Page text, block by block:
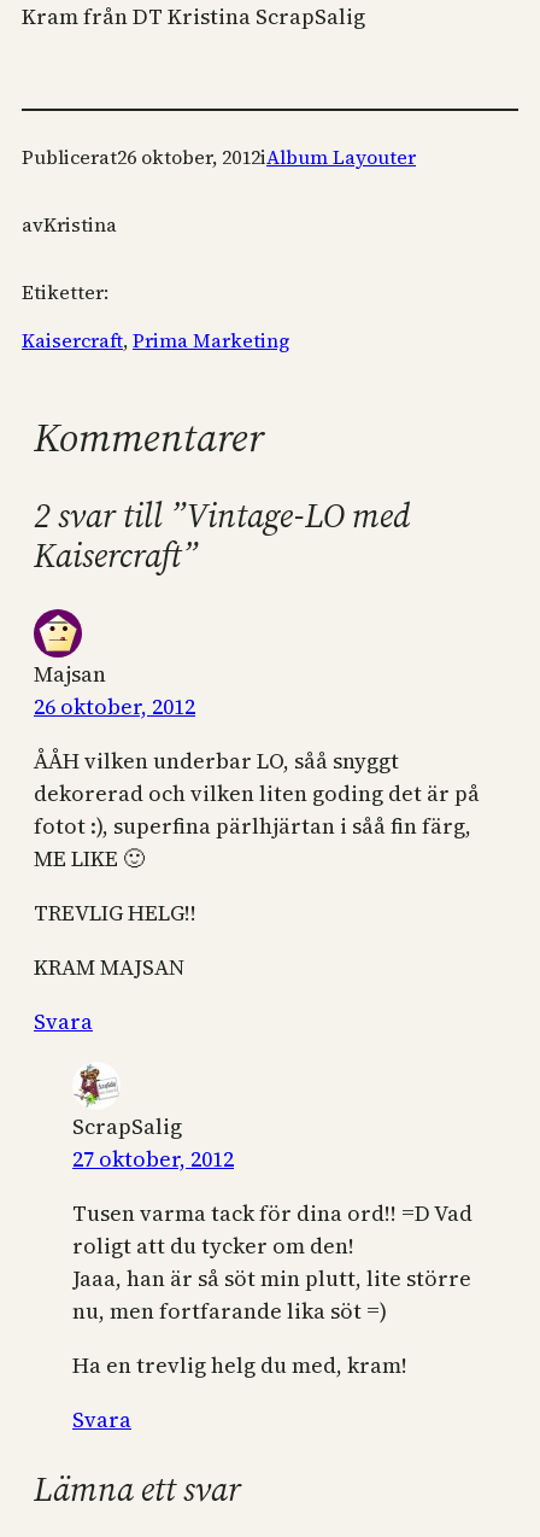
Kram från DT Kristina ScrapSalig
Publicerat26 oktober, 2012iAlbum Layouter
avKristina
Etiketter:
Kaisercraft, Prima Marketing
Kommentarer
2 svar till ”Vintage-LO med
Kaisercraft”
Majsan
26 oktober, 2012
ÅÅH vilken underbar LO, såå snyggt
dekorerad och vilken liten goding det är på
fotot :), superfina pärlhjärtan i såå fin färg,
ME LIKE 🙂
TREVLIG HELG!!
KRAM MAJSAN
Svara
ScrapSalig
27 oktober, 2012
Tusen varma tack för dina ord!! =D Vad
roligt att du tycker om den!
Jaaa, han är så söt min plutt, lite större
nu, men fortfarande lika söt =)
Ha en trevlig helg du med, kram!
Svara
Lämna ett svar